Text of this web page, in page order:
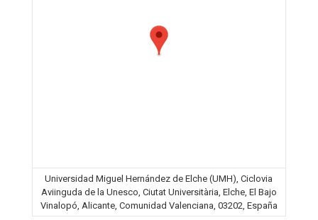
Universidad Miguel Hernández de Elche (UMH), Ciclovia
Aviinguda de la Unesco, Ciutat Universitària, Elche, El Bajo
Vinalopó, Alicante, Comunidad Valenciana, 03202, España